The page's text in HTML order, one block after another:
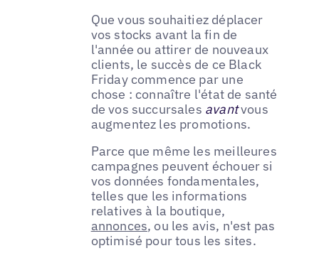
Que vous souhaitiez déplacer
vos stocks avant la fin de
l'année ou attirer de nouveaux
clients, le succès de ce Black
Friday commence par une
chose : connaître l'état de santé
de vos succursales avantvous
augmentez les promotions.
Parce que même les meilleures
campagnes peuvent échouer si
vos données fondamentales,
telles que les informations
relatives à la boutique,
annonces, ou les avis, n'est pas
optimisé pour tous les sites.